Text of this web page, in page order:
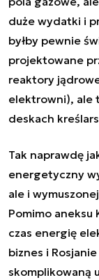
duże wydatki i
byłby pewnie
projektowane
reaktory
elektrowni), ale
deskach
Tak naprawdę
energetyczny
ale i
Pomimo aneksu
czas energię
biznes i
skomplikowaną